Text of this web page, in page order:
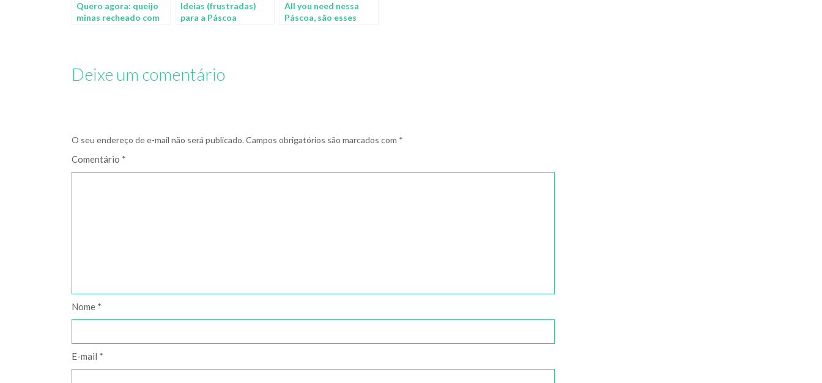
Quero agora: queijo
minas recheado com
Ideias (frustradas)
para a Páscoa
All you need nessa
Páscoa, são esses
Deixe um comentário
O seu endereço de e-mail não será publicado. Campos obrigatórios são marcados com *
Comentário *
Nome *
E-mail *